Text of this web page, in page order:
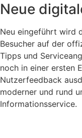
Neue
Neu eingeführt wird
Besucher auf der
Tipps und
noch in einer ersten
Nutzerfeedback
moderner und rund
Informationsservice.